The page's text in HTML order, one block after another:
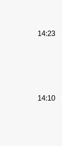
14:23
14:10